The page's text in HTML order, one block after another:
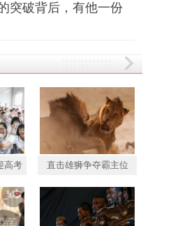
突破背后，有他一份
高考 直击雄狮争夺霸主位